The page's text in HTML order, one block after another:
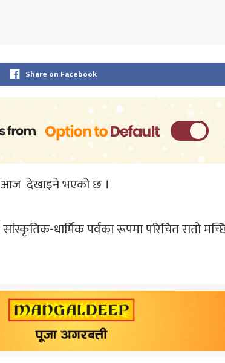
Share on Facebook
आज देखाइने भएको छ ।
धार्मिक पर्वका रूपमा परिचित रातो